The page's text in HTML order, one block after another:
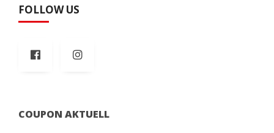
FOLLOW US
COUPON AKTUELL